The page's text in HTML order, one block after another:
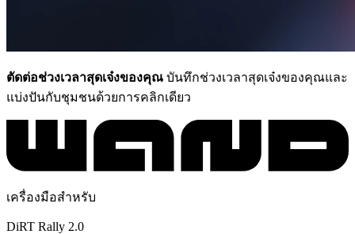
ตัดต่อช่วงเวลาสุดเจ๋งของคุณ บันทึกช่วงเวลาสุดเจ๋งของคุณและ
แบ่งปันกับชุมชนด้วยการคลิกเดียว
เครื่องมือสำหรับ
DiRT Rally 2.0